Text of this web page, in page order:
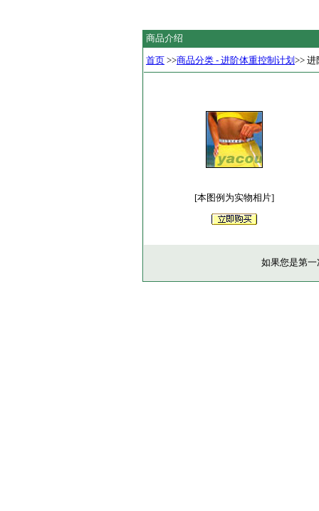
商品介绍
首页 >>商品分类 - 进阶体重控制计划 >>
[本图例为实物相片]
如果您是第